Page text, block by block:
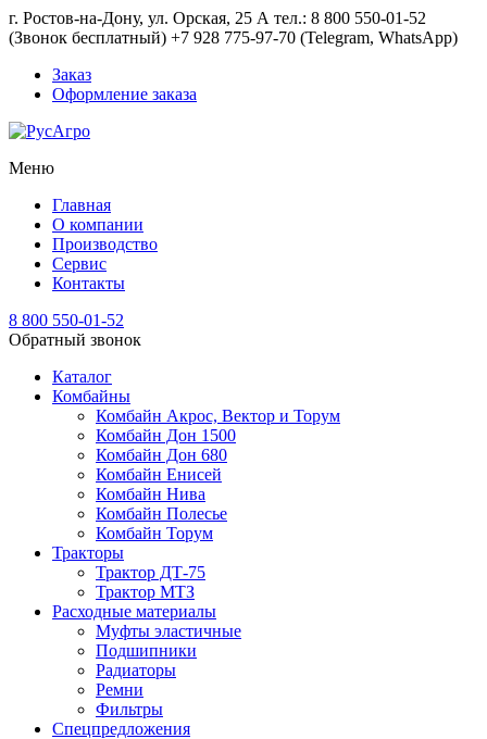
г. Ростов-на-Дону, ул. Орская, 25 А тел.: 8 800 550-01-52
(Звонок бесплатный) +7 928 775-97-70 (Telegram, WhatsApp)
Заказ
Оформление заказа
Меню
Главная
О компании
Производство
Сервис
Контакты
8 800 550-01-52
Обратный звонок
Каталог
Комбайны
Комбайн Акрос, Вектор и Торум
Комбайн Дон 1500
Комбайн Дон 680
Комбайн Енисей
Комбайн Нива
Комбайн Полесье
Комбайн Торум
Тракторы
Трактор ДТ-75
Трактор МТЗ
Расходные материалы
Муфты эластичные
Подшипники
Радиаторы
Ремни
Фильтры
Спецпредложения